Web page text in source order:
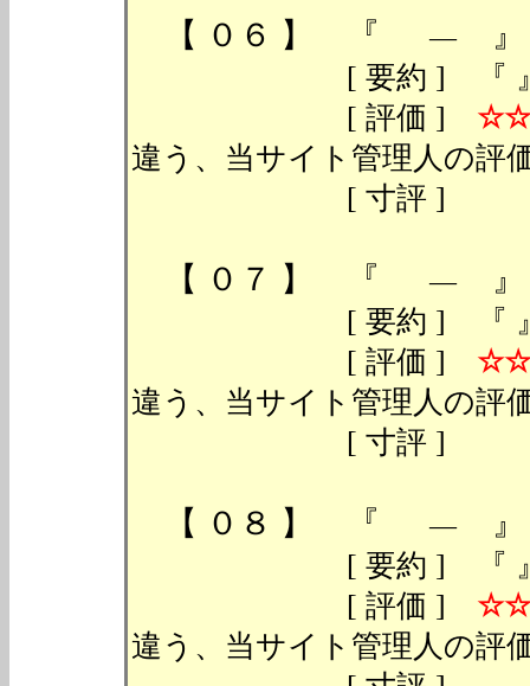
【 ０６ 】 『 ―
[ 要約 ] 『 』 （ 『
[ 評価 ]
違う、当サイト管理人の評
[ 寸評 ]
【 ０７ 】 『 ―
[ 要約 ] 『 』 （ 『
[ 評価 ]
違う、当サイト管理人の評
[ 寸評 ]
【 ０８ 】 『 ―
[ 要約 ] 『 』 （ 『
[ 評価 ]
違う、当サイト管理人の評